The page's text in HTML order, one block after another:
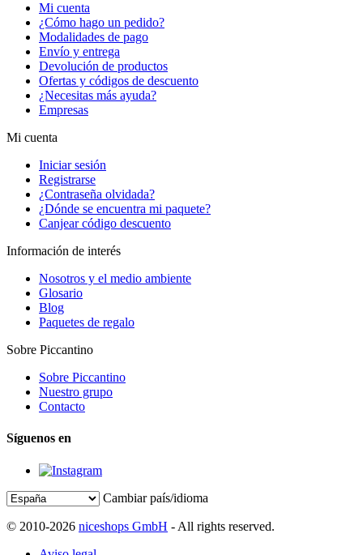
Mi cuenta
¿Cómo hago un pedido?
Modalidades de pago
Envío y entrega
Devolución de productos
Ofertas y códigos de descuento
¿Necesitas más ayuda?
Empresas
Mi cuenta
Iniciar sesión
Registrarse
¿Contraseña olvidada?
¿Dónde se encuentra mi paquete?
Canjear código descuento
Información de interés
Nosotros y el medio ambiente
Glosario
Blog
Paquetes de regalo
Sobre Piccantino
Sobre Piccantino
Nuestro grupo
Contacto
Síguenos en
Cambiar país/idioma
© 2010-2026 niceshops GmbH - All rights reserved.